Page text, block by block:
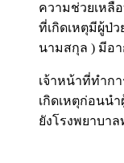
ความช่วยเหลื
ที่เกิดเหตุมีผู้ป่
นามสกุล ) มีอา
เจ้าหน้าที่ทำก
เกิดเหตุก่อนน
ยังโรงพยาบา